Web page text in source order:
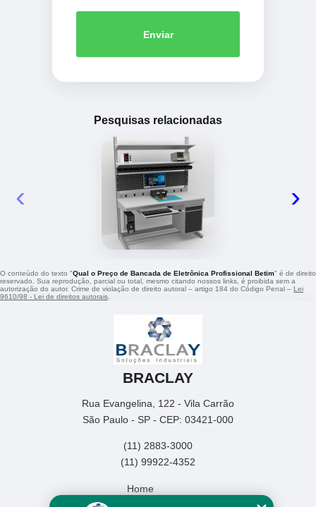
Enviar
Pesquisas relacionadas
‹ ›
O conteúdo do texto "Qual o Preço de Bancada de Eletrônica Profissional Betim" é de direito
reservado. Sua reprodução, parcial ou total, mesmo citando nossos links, é proibida sem a
autorização do autor. Crime de violação de direito autoral – artigo 184 do Código Penal – Lei
9610/98 - Lei de direitos autorais
BRACLAY
Rua Evangelina, 122 - Vila Carrão
São Paulo - SP - CEP: 03421-000
(11) 2883-3000
(11) 99922-4352
Home